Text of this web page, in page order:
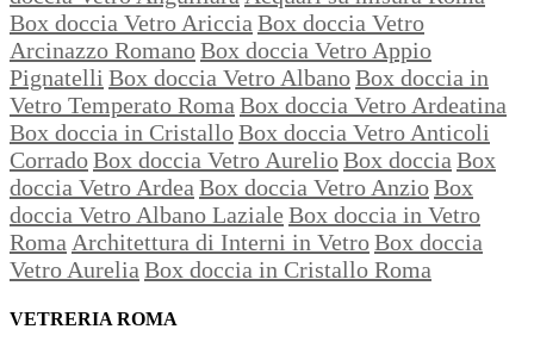
Box doccia Vetro Ariccia Box doccia Vetro
Arcinazzo RomanoBox doccia Vetro Appio
Pignatelli Box doccia Vetro AlbanoBox doccia in
Vetro Temperato Roma Box doccia Vetro Ardeatina
Box doccia in CristalloBox doccia Vetro Anticoli
CorradoBox doccia Vetro AurelioBox doccia Box
doccia Vetro Ardea Box doccia Vetro AnzioBox
doccia Vetro Albano Laziale Box doccia in Vetro
Roma Architettura di Interni in VetroBox doccia
Vetro Aurelia Box doccia in Cristallo Roma
VETRERIA ROMA